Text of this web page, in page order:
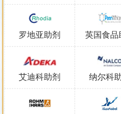
罗地亚助剂 英国食品
艾迪科助剂 纳尔科